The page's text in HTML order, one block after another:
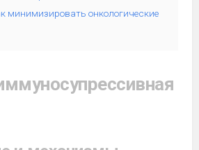
минимизировать онкологические